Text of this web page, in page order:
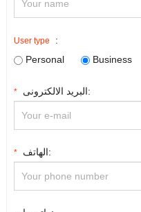
User type
:
Personal
Business
* البريد الالكترونى:
* الهاتف: